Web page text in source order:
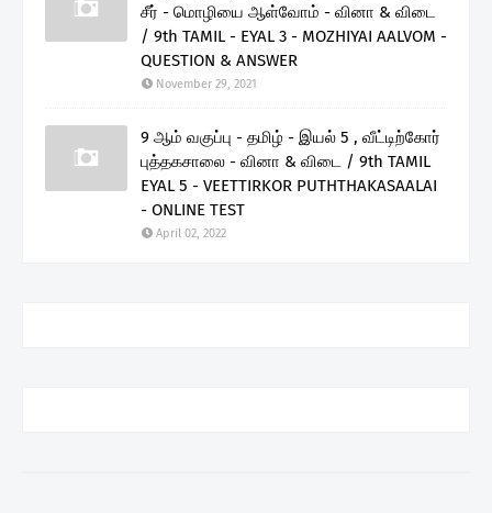
சீர் - மொழியை ஆள்வோம் - வினா & விடை
/ 9th TAMIL - EYAL 3 - MOZHIYAI AALVOM -
QUESTION & ANSWER
November 29, 2021
9 ஆம் வகுப்பு - தமிழ் - இயல் 5 , வீட்டிற்கோர்
புத்தகசாலை - வினா & விடை / 9th TAMIL
EYAL 5 - VEETTIRKOR PUTHTHAKASAALAI
- ONLINE TEST
April 02, 2022